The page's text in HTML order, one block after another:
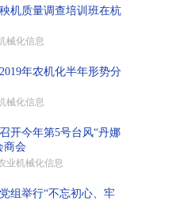
机质量调查培训班在杭
械化信息
年农机化半年形势分
械化信息
开今年第5号台风“丹娜
商会
业机械化信息
组举行“不忘初心、牢